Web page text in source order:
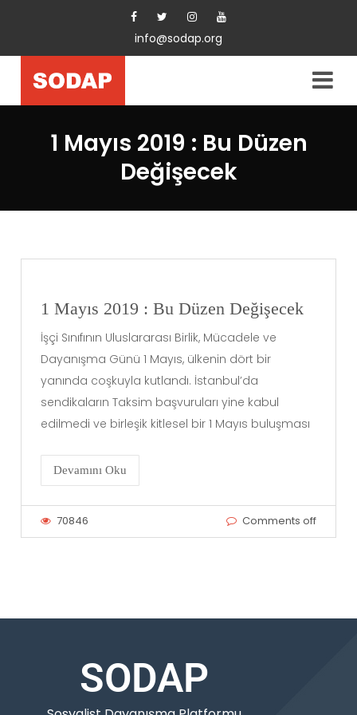
info@sodap.org
1 Mayıs 2019 : Bu Düzen
Değişecek
1 Mayıs 2019 : Bu Düzen Değişecek
İşçi Sınıfının Uluslararası Birlik, Mücadele ve
Dayanışma Günü 1 Mayıs, ülkenin dört bir
yanında coşkuyla kutlandı. İstanbul’da
sendikaların Taksim başvuruları yine kabul
edilmedi ve birleşik kitlesel bir 1 Mayıs buluşması
Devamını Oku
70846 Comments off
SODAP